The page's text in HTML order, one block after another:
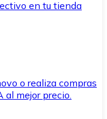
en tu tienda
o realiza compras
al mejor precio.